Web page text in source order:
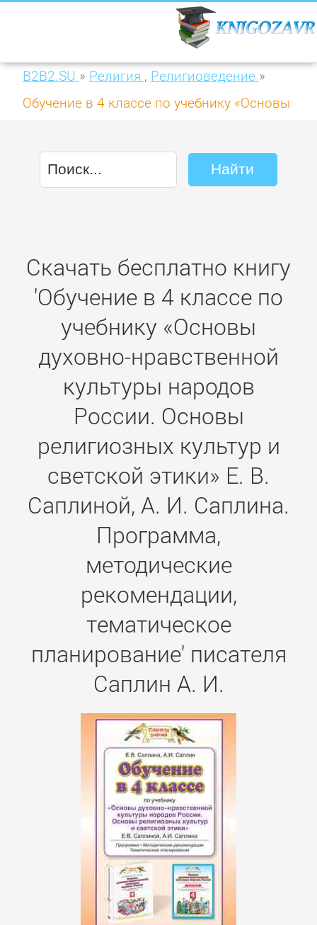
B2B2.SU » Религия , Религиоведение »
Обучение в 4 классе по учебнику «Основы
России. Основы религиозных культур и
светской этики» Е. В. Саплиной, А. И.
планирование
Скачать бесплатно книгу
'Обучение в 4 классе по
учебнику «Основы
духовно-нравственной
культуры народов
России. Основы
религиозных культур и
светской этики» Е. В.
Саплиной, А. И. Саплина.
Программа,
методические
рекомендации,
тематическое
планирование' писателя
Саплин А. И.